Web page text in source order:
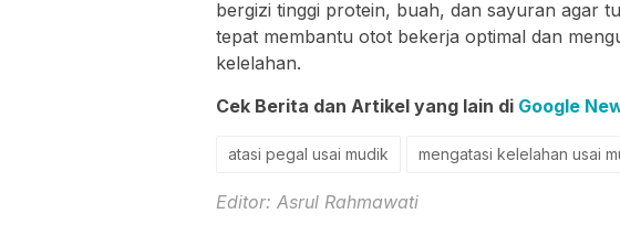
bergizi tinggi protein, buah, dan sayuran agar
tepat membantu otot bekerja optimal dan
kelelahan.
Cek Berita dan Artikel yang lain di Google
atasi pegal usai mudik mengatasi kelelahan usai
Editor: Asrul Rahmawati